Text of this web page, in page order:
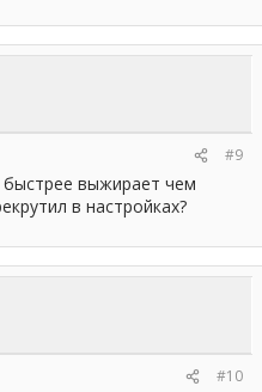
#9
быстрее выжирает чем
в настройках?
#10